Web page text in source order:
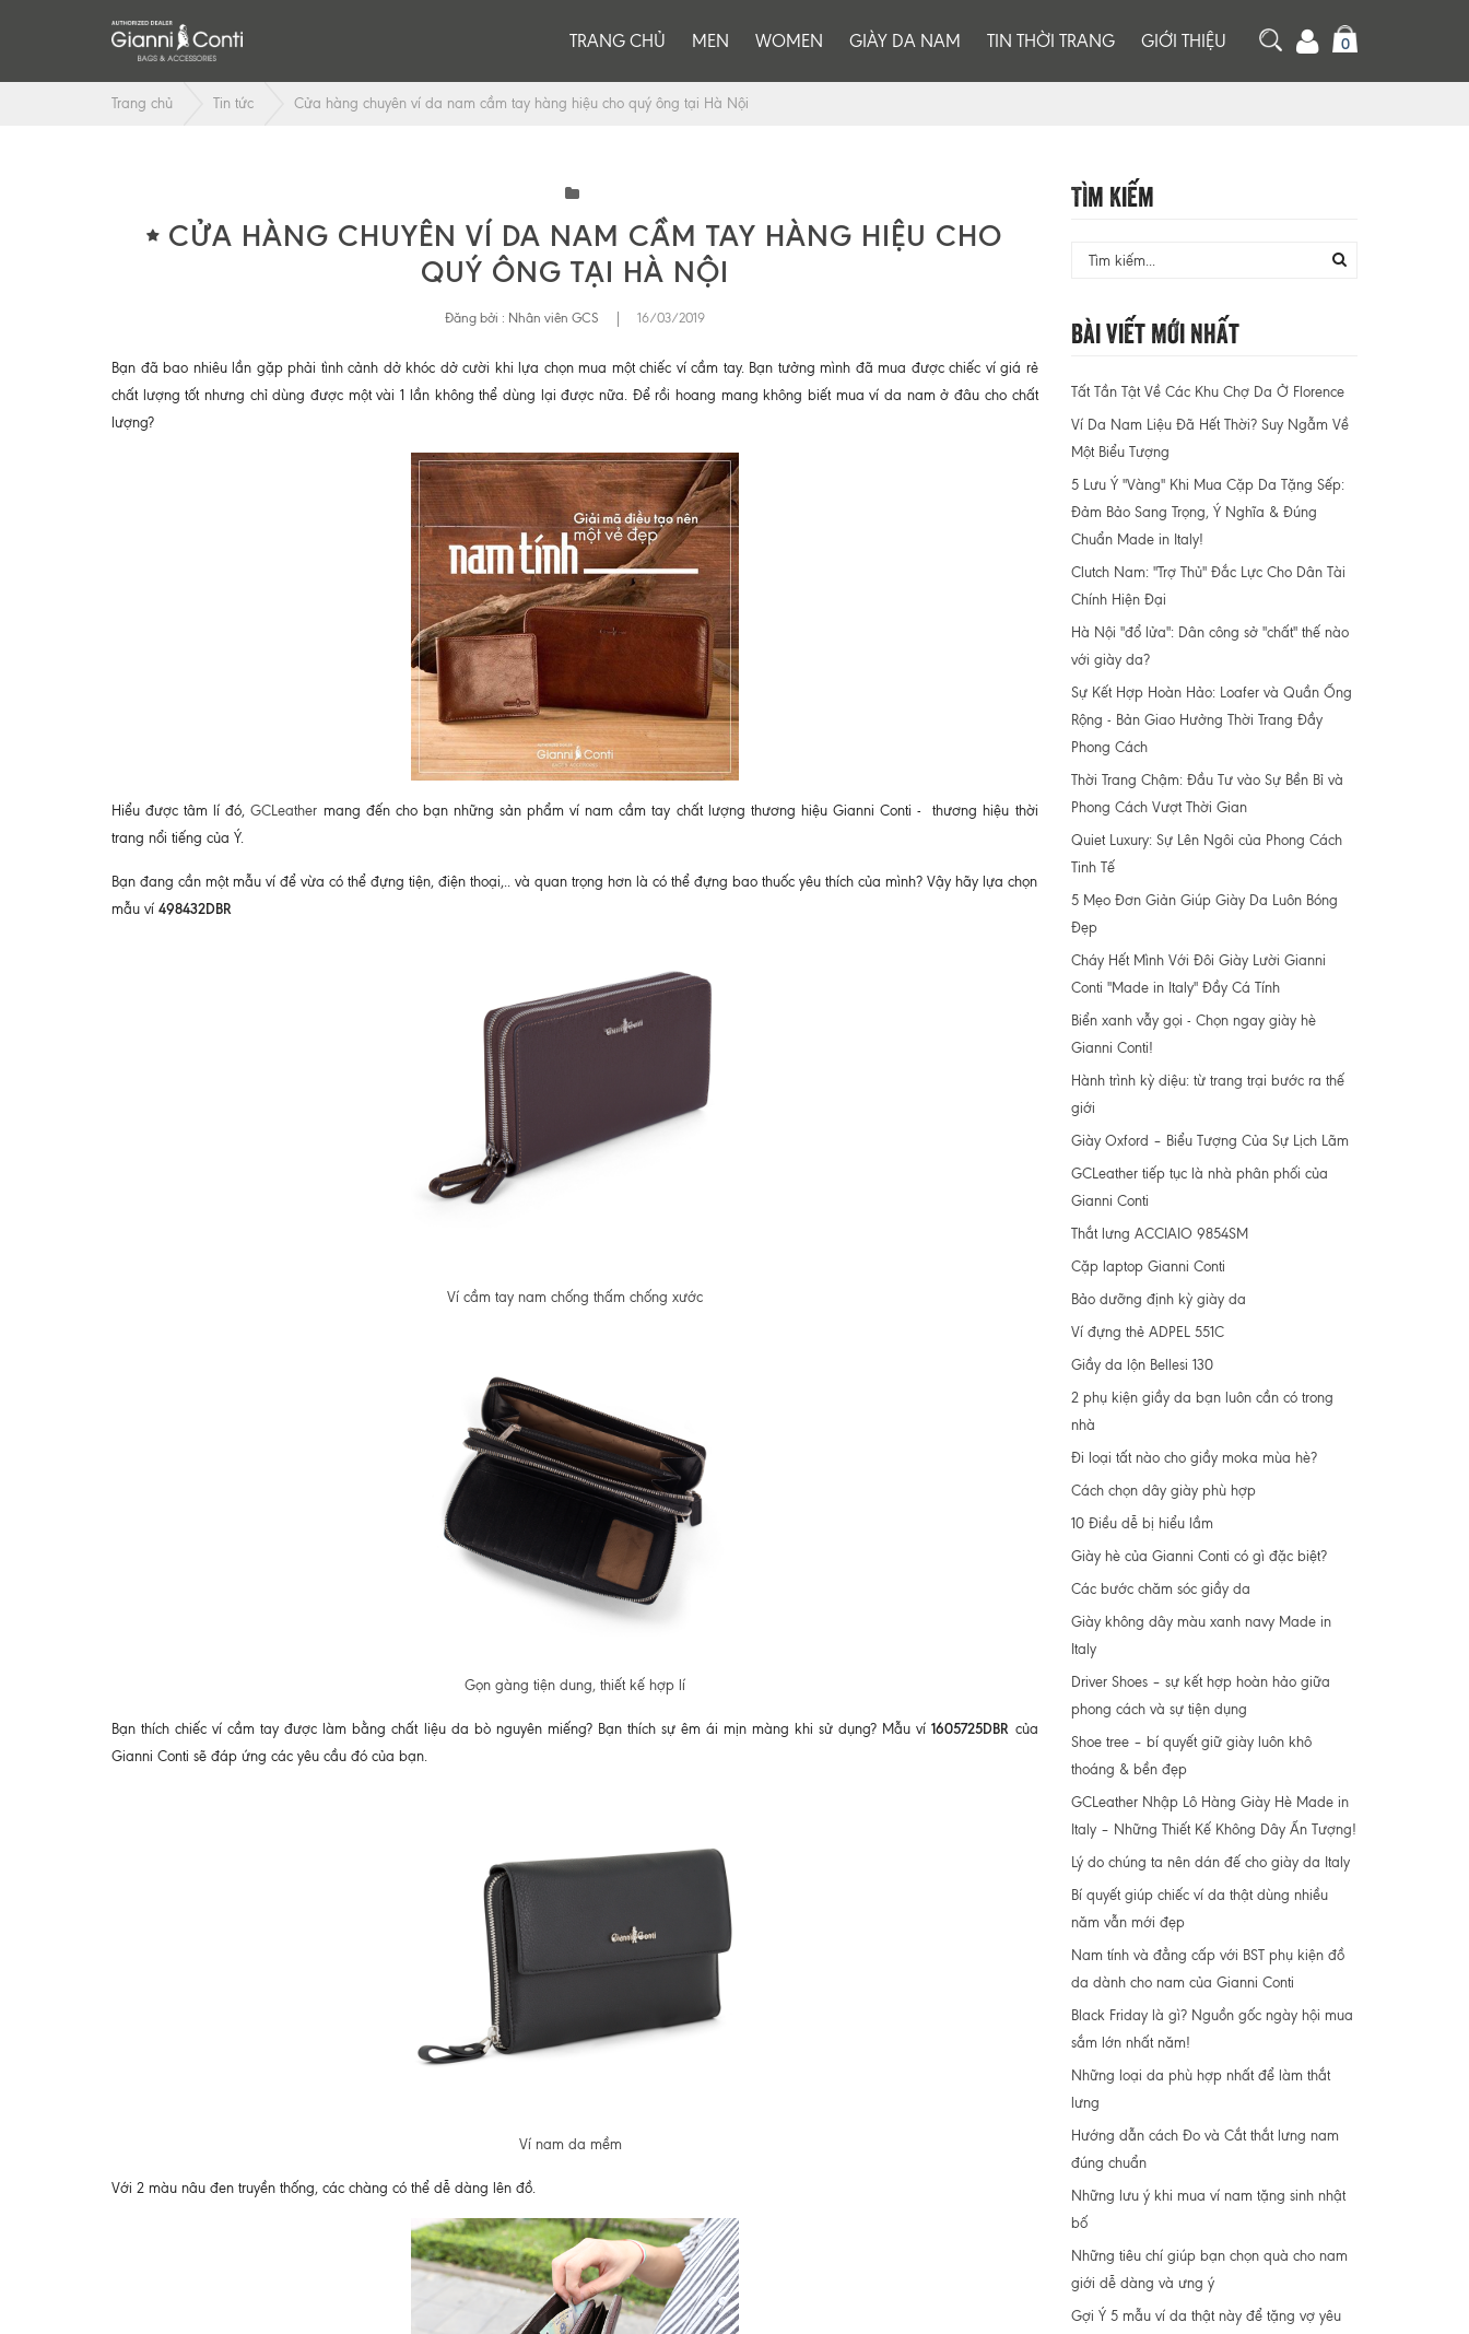
TRANG CHỦ MEN WOMEN GIÀY DA NAM TIN THỜI TRANG GIỚI THIỆU 0
Trang chủ Tin tức Cửa hàng chuyên ví da nam cầm tay hàng hiệu cho quý ông tại Hà Nội
CỬA HÀNG CHUYÊN VÍ DA NAM CẦM TAY HÀNG HIỆU CHO
QUÝ ÔNG TẠI HÀ NỘI
Đăng bởi : Nhân viên GCS 16/03/2019
Bạn đã bao nhiêu lần gặp phải tình cảnh dở khóc dở cười khi lựa chọn mua một chiếc ví cầm tay. Bạn tưởng mình đã mua được chiếc ví giá rẻ
chất lượng tốt nhưng chỉ dùng được một vài 1 lần không thể dùng lại được nữa. Để rồi hoang mang không biết mua ví da nam ở đâu cho chất
lượng?
Hiểu được tâm lí đó, GCLeather mang đến cho bạn những sản phẩm ví nam cầm tay chất lượng thương hiệu Gianni Conti - thương hiệu thời
trang nổi tiếng của Ý.
Bạn đang cần một mẫu ví để vừa có thể đựng tiện, điện thoại,.. và quan trọng hơn là có thể đựng bao thuốc yêu thích của mình? Vậy hãy lựa chọn
mẫu ví 498432DBR
Ví cầm tay nam chống thấm chống xước
Gọn gàng tiện dung, thiết kế hợp lí
Bạn thích chiếc ví cầm tay được làm bằng chất liệu da bò nguyên miếng? Bạn thích sự êm ái mịn màng khi sử dụng? Mẫu ví1605725DBR của
Gianni Conti sẽ đáp ứng các yêu cầu đó của bạn.
Ví nam da mềm
Với 2 màu nâu đen truyền thống, các chàng có thể dễ dàng lên đồ.
Tìm Kiếm
Bài Viết Mới Nhất
Tất Tần Tật Về Các Khu Chợ Da Ở Florence
Ví Da Nam Liệu Đã Hết Thời? Suy Ngẫm Về
Một Biểu Tượng
5 Lưu Ý "Vàng" Khi Mua Cặp Da Tặng Sếp:
Đảm Bảo Sang Trọng, Ý Nghĩa & Đúng
Chuẩn Made in Italy!
Clutch Nam: "Trợ Thủ" Đắc Lực Cho Dân Tài
Chính Hiện Đại
Hà Nội "đổ lửa": Dân công sở "chất" thế nào
với giày da?
Sự Kết Hợp Hoàn Hảo: Loafer và Quần Ống
Rộng - Bản Giao Hưởng Thời Trang Đầy
Phong Cách
Thời Trang Chậm: Đầu Tư vào Sự Bền Bỉ và
Phong Cách Vượt Thời Gian
Quiet Luxury: Sự Lên Ngôi của Phong Cách
Tinh Tế
5 Mẹo Đơn Giản Giúp Giày Da Luôn Bóng
Đẹp
Cháy Hết Mình Với Đôi Giày Lười Gianni
Conti "Made in Italy" Đầy Cá Tính
Biển xanh vẫy gọi - Chọn ngay giày hè
Gianni Conti!
Hành trình kỳ diệu: từ trang trại bước ra thế
giới
Giày Oxford – Biểu Tượng Của Sự Lịch Lãm
GCLeather tiếp tục là nhà phân phối của
Gianni Conti
Thắt lưng ACCIAIO 9854SM
Cặp laptop Gianni Conti
Bảo dưỡng định kỳ giày da
Ví đựng thẻ ADPEL 551C
Giầy da lộn Bellesi 130
2 phụ kiện giầy da bạn luôn cần có trong
nhà
Đi loại tất nào cho giầy moka mùa hè?
Cách chọn dây giày phù hợp
10 Điều dễ bị hiểu lầm
Giày hè của Gianni Conti có gì đặc biệt?
Các bước chăm sóc giầy da
Giày không dây màu xanh navy Made in
Italy
Driver Shoes – sự kết hợp hoàn hảo giữa
phong cách và sự tiện dụng
Shoe tree – bí quyết giữ giày luôn khô
thoáng & bền đẹp
GCLeather Nhập Lô Hàng Giày Hè Made in
Italy – Những Thiết Kế Không Dây Ấn Tượng!
Lý do chúng ta nên dán đế cho giày da Italy
Bí quyết giúp chiếc ví da thật dùng nhiều
năm vẫn mới đẹp
Nam tính và đẳng cấp với BST phụ kiện đồ
da dành cho nam của Gianni Conti
Black Friday là gì? Nguồn gốc ngày hội mua
sắm lớn nhất năm!
Những loại da phù hợp nhất để làm thắt
lưng
Hướng dẫn cách Đo và Cắt thắt lưng nam
đúng chuẩn
Những lưu ý khi mua ví nam tặng sinh nhật
bố
Những tiêu chí giúp bạn chọn quà cho nam
giới dễ dàng và ưng ý
Gợi Ý 5 mẫu ví da thật này để tặng vợ yêu